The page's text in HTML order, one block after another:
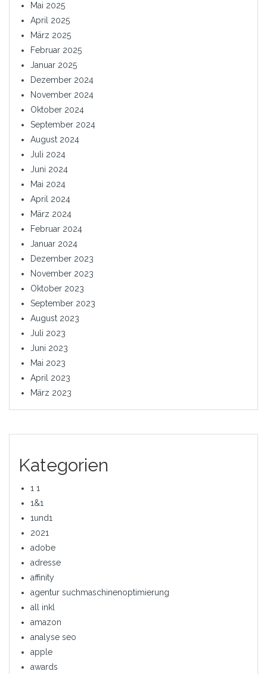
Mai 2025
April 2025
März 2025
Februar 2025
Januar 2025
Dezember 2024
November 2024
Oktober 2024
September 2024
August 2024
Juli 2024
Juni 2024
Mai 2024
April 2024
März 2024
Februar 2024
Januar 2024
Dezember 2023
November 2023
Oktober 2023
September 2023
August 2023
Juli 2023
Juni 2023
Mai 2023
April 2023
März 2023
Kategorien
1 1
1&1
1und1
2021
adobe
adresse
affinity
agentur suchmaschinenoptimierung
all inkl
amazon
analyse seo
apple
awards